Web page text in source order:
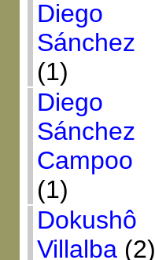
Diego
Sánchez
(1)
Diego
Sánchez
Campoo
(1)
Dokushô
Villalba(2)